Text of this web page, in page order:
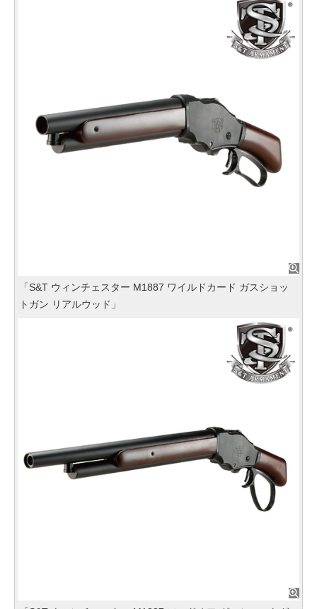
「S&T ウィンチェスター M1887 ワイルドカード ガスショッ
トガン リアルウッド」